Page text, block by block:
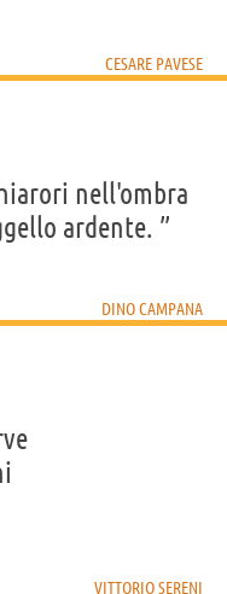
CESARE PAVESE
nell'ombra
ardente. ”
DINO CAMPANA
VITTORIO SERENI